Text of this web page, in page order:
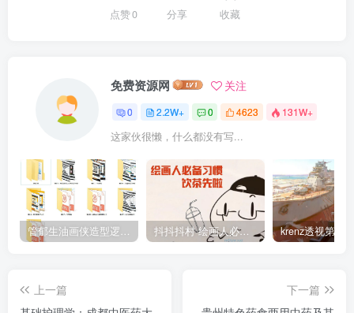
点赞0 分享 收藏
免费资源网 关注
0 2.2W+ 0 4623 131W+
这家伙很懒，什么都没有写...
管郁生油画侠造型逻辑班第一期2019年5月【高清不缺课】 抖抖抖村 绘画人必备习惯2020【画质不错】
上一篇
下一篇